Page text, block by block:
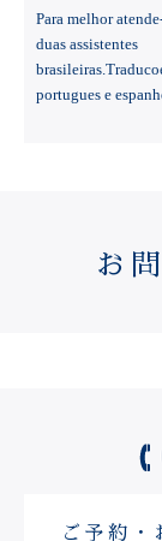
Para melhor
duas assistentes
portugues e
お
ご予約・